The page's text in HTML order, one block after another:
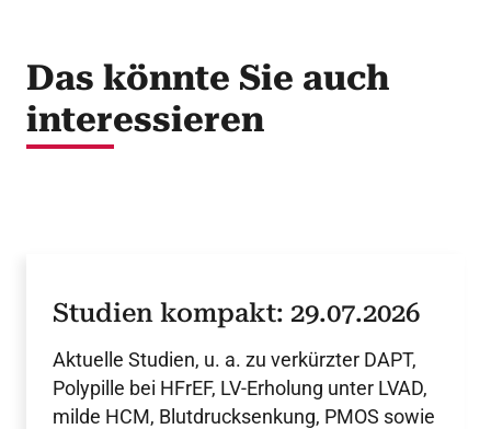
Das könnte Sie auch
interessieren
Studien kompakt: 29.07.2026
Aktuelle Studien, u. a. zu verkürzter DAPT,
Polypille bei HFrEF, LV-Erholung unter LVAD,
milde HCM, Blutdrucksenkung, PMOS sowie